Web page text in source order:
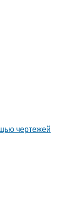
чертежей